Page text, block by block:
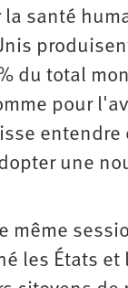
la santé
du total
pour
entendre
une
même
les États